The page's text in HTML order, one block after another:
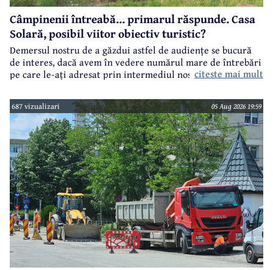
Câmpinenii întreabă... primarul răspunde. Casa
Solară, posibil viitor obiectiv turistic?
Demersul nostru de a găzdui astfel de audiențe se bucură
de interes, dacă avem în vedere numărul mare de întrebări
pe care le-ați adresat prin intermediul nostru primarului
citeste mai mult
687 vizualizari 05 Aug 2026 19:59